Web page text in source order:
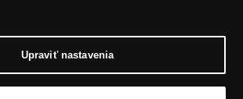
Upraviť nastavenia